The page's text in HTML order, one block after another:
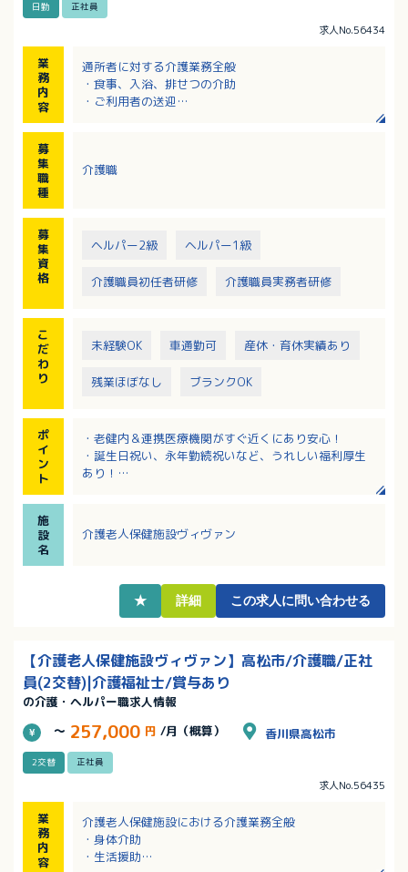
日勤 正社員
求人No.56434
業
務
内
容
通所者に対する介護業務全般
・食事、入浴、排せつの介助
・ご利用者の送迎
※エリア：高松市内
浴→リハビリ（個別プログラム）→12:00口腔体操→昼
→13:00ティータイム→13:30趣味活動→集団リハビ
リ・個別リハビリ→レクリエーション→15:30おやつ→
募
集
職
種
介護職
募
集
資
格
ヘルパー2級 ヘルパー1級
介護職員初任者研修 介護職員実務者研修
こ
だ
わ
り
未経験OK 車通勤可 産休・育休実績あり
残業ほぼなし ブランクOK
ポ
イ
ン
ト
・老健内＆連携医療機関がすぐ近くにあり安心！
・誕生日祝い、永年勤続祝いなど、うれしい福利厚生
あり！
勤務体制！
・学校行事等の考慮あり！子育て中の方も働きやすい
施
設
名
介護老人保健施設ヴィヴァン
★ 詳細 この求人に問い合わせる
【介護老人保健施設ヴィヴァン】高松市/介護職/正社
員(2交替)|介護福祉士/賞与あり
の介護・ヘルパー職求人情報
～ 257,000 円 /月（概算） 香川県高松市
2交替 正社員
求人No.56435
業
務
内
容
介護老人保健施設における介護業務全般
・身体介助
・生活援助